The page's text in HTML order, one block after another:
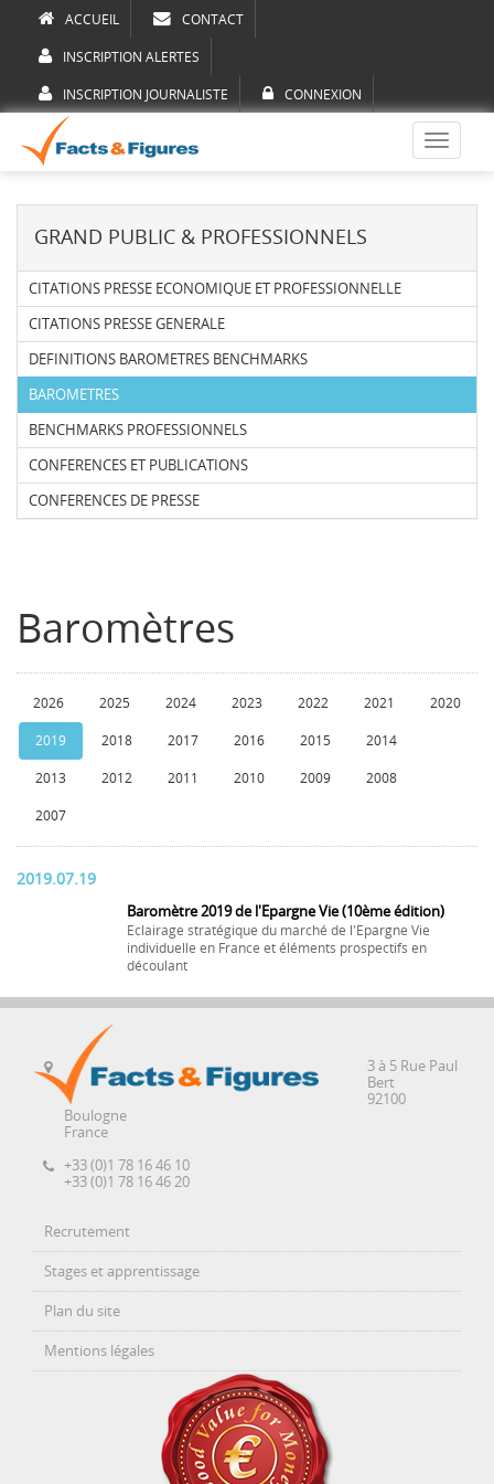
ACCUEIL CONTACT
INSCRIPTION ALERTES
INSCRIPTION JOURNALISTE CONNEXION
Toggle
GRAND PUBLIC & PROFESSIONNELS
CITATIONS PRESSE ECONOMIQUE ET PROFESSIONNELLE
CITATIONS PRESSE GENERALE
DEFINITIONS BAROMETRES BENCHMARKS
BAROMETRES
BENCHMARKS PROFESSIONNELS
CONFERENCES ET PUBLICATIONS
CONFERENCES DE PRESSE
Baromètres
2026 2025 2024 2023 2022 2021 2020
2019 2018 2017 2016 2015 2014
2013 2012 2011 2010 2009 2008
2007
2019.07.19
Baromètre 2019 de l'Epargne Vie (10ème édition)
Eclairage stratégique du marché de l'Epargne Vie
individuelle en France et éléments prospectifs en
découlant
3 à 5 Rue Paul
Bert
92100
Boulogne
France
+33 (0)1 78 16 46 10
+33 (0)1 78 16 46 20
Recrutement
Stages et apprentissage
Plan du site
Mentions légales